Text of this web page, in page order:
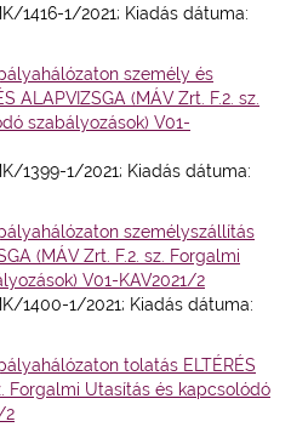
1416-1/2021; Kiadás dátuma:
személy és
ALAPVIZSGA (MÁV Zrt. F.2. sz.
szabályozások) V01-
1399-1/2021; Kiadás dátuma:
személyszállítás
(MÁV Zrt. F.2. sz. Forgalmi
V01-KAV2021/2
1400-1/2021; Kiadás dátuma:
tolatás ELTÉRÉS
Forgalmi Utasítás és kapcsolódó
2